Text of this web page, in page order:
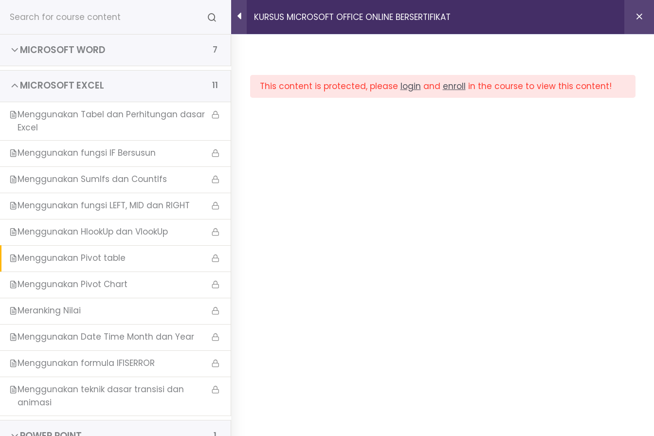
konten
Home All Courses Sertifikat komputer online
KURSUS MICROSOFT OFFICE ONLINE BERSERTIFIKAT
MICROSOFT WORD 7
MICROSOFT EXCEL 11
Menggunakan Tabel dan Perhitungan dasar
Excel
Menggunakan fungsi IF Bersusun
Menggunakan SumIfs dan CountIfs
Menggunakan fungsi LEFT, MID dan RIGHT
Menggunakan HlookUp dan VlookUp
Menggunakan Pivot table
Menggunakan Pivot Chart
Meranking Nilai
Menggunakan Date Time Month dan Year
Menggunakan formula IFISERROR
Menggunakan teknik dasar transisi dan
animasi
This content is protected, please login and enroll in the course to view this content!